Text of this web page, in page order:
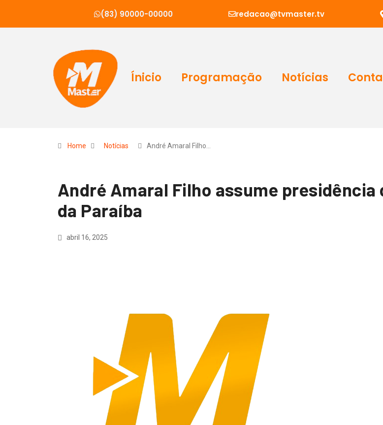
(83) 90000-00000 redacao@tvmaster.tv
Ínicio Programação Notícias
Home Notícias André Amaral Filho…
André Amaral Filho assume
da Paraíba
abril 16, 2025